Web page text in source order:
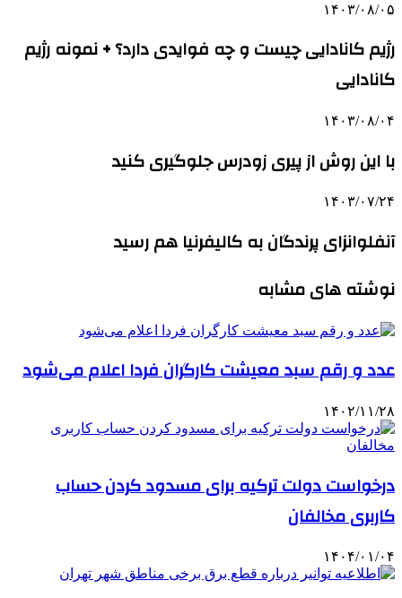
۱۴۰۳/۰۸/۰۵
رژیم کانادایی چیست و چه فوایدی دارد؟ + نمونه رژیم
کانادایی
۱۴۰۳/۰۸/۰۴
با این روش از پیری زودرس جلوگیری کنید
۱۴۰۳/۰۷/۲۴
آنفلوانزای پرندگان به کالیفرنیا هم رسید
نوشته های مشابه
عدد و رقم سبد معیشت کارگران فردا اعلام می‌شود
۱۴۰۲/۱۱/۲۸
درخواست دولت ترکیه برای مسدود کردن حساب
کاربری مخالفان
۱۴۰۴/۰۱/۰۴